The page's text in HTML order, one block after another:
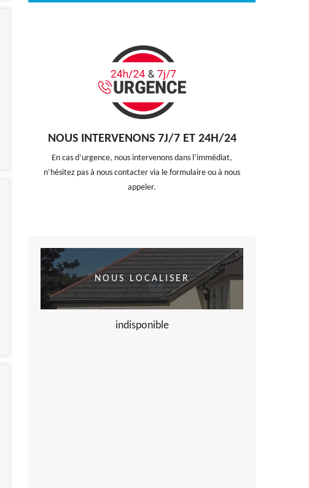
NOUS INTERVENONS 7J/7 ET 24H/24
En cas d’urgence, nous intervenons dans l’immédiat,
n’hésitez pas à nous contacter via le formulaire ou à nous
appeler.
NOUS LOCALISER
indisponible